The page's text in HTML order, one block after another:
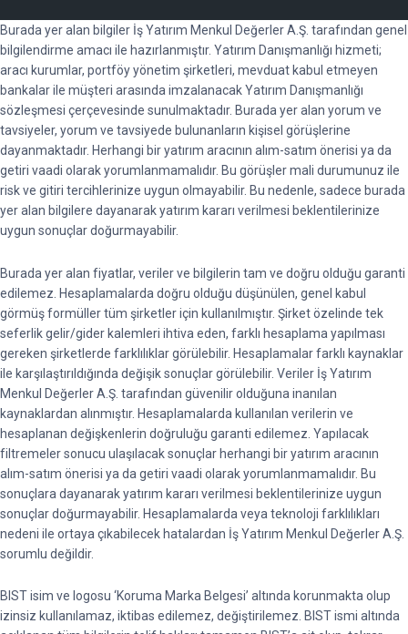
Burada yer alan bilgiler İş Yatırım Menkul Değerler A.Ş. tarafından genel
bilgilendirme amacı ile hazırlanmıştır. Yatırım Danışmanlığı hizmeti;
aracı kurumlar, portföy yönetim şirketleri, mevduat kabul etmeyen
bankalar ile müşteri arasında imzalanacak Yatırım Danışmanlığı
sözleşmesi çerçevesinde sunulmaktadır. Burada yer alan yorum ve
tavsiyeler, yorum ve tavsiyede bulunanların kişisel görüşlerine
dayanmaktadır. Herhangi bir yatırım aracının alım-satım önerisi ya da
getiri vaadi olarak yorumlanmamalıdır. Bu görüşler mali durumunuz ile
risk ve gitiri tercihlerinize uygun olmayabilir. Bu nedenle, sadece burada
yer alan bilgilere dayanarak yatırım kararı verilmesi beklentilerinize
uygun sonuçlar doğurmayabilir.
Burada yer alan fiyatlar, veriler ve bilgilerin tam ve doğru olduğu garanti
edilemez. Hesaplamalarda doğru olduğu düşünülen, genel kabul
görmüş formüller tüm şirketler için kullanılmıştır. Şirket özelinde tek
seferlik gelir/gider kalemleri ihtiva eden, farklı hesaplama yapılması
gereken şirketlerde farklılıklar görülebilir. Hesaplamalar farklı kaynaklar
ile karşılaştırıldığında değişik sonuçlar görülebilir. Veriler İş Yatırım
Menkul Değerler A.Ş. tarafından güvenilir olduğuna inanılan
kaynaklardan alınmıştır. Hesaplamalarda kullanılan verilerin ve
hesaplanan değişkenlerin doğruluğu garanti edilemez. Yapılacak
filtremeler sonucu ulaşılacak sonuçlar herhangi bir yatırım aracının
alım-satım önerisi ya da getiri vaadi olarak yorumlanmamalıdır. Bu
sonuçlara dayanarak yatırım kararı verilmesi beklentilerinize uygun
sonuçlar doğurmayabilir. Hesaplamalarda veya teknoloji farklılıkları
nedeni ile ortaya çıkabilecek hatalardan İş Yatırım Menkul Değerler A.Ş.
sorumlu değildir.
BIST isim ve logosu ‘Koruma Marka Belgesi’ altında korunmakta olup
izinsiz kullanılamaz, iktibas edilemez, değiştirilemez. BIST ismi altında